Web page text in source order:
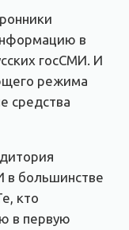
в
госСМИ. И
режима
средства
в большинстве
кто
в первую